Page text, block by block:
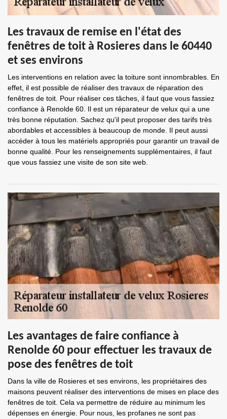
Les travaux de remise en l'état des
fenêtres de toit à Rosieres dans le 60440
et ses environs
Les interventions en relation avec la toiture sont innombrables. En
effet, il est possible de réaliser des travaux de réparation des
fenêtres de toit. Pour réaliser ces tâches, il faut que vous fassiez
confiance à Renolde 60. Il est un réparateur de velux qui a une
très bonne réputation. Sachez qu'il peut proposer des tarifs très
abordables et accessibles à beaucoup de monde. Il peut aussi
accéder à tous les matériels appropriés pour garantir un travail de
bonne qualité. Pour les renseignements supplémentaires, il faut
que vous fassiez une visite de son site web.
Les avantages de faire confiance à
Renolde 60 pour effectuer les travaux de
pose des fenêtres de toit
Dans la ville de Rosieres et ses environs, les propriétaires des
maisons peuvent réaliser des interventions de mises en place des
fenêtres de toit. Cela va permettre de réduire au minimum les
dépenses en énergie. Pour nous, les profanes ne sont pas